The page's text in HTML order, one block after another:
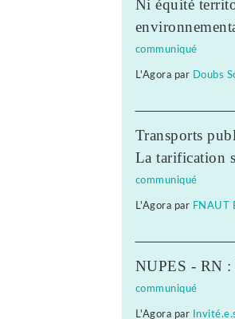
Ni équité
communiqué
L'Agora par Doubs
Transports
La tarification
communiqué
L'Agora par FNAUT
NUPES - RN :
communiqué
L'Agora par